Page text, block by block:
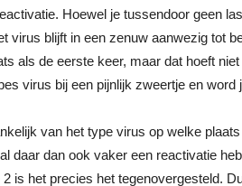
Hoewel je tussendoor geen
virus blijft in een zenuw aanwezig tot
als de eerste keer, maar dat hoeft
virus bij een pijnlijk zweertje en word
van het type virus op welke
daar dan ook vaker een reactivatie
is het precies het tegenovergesteld.